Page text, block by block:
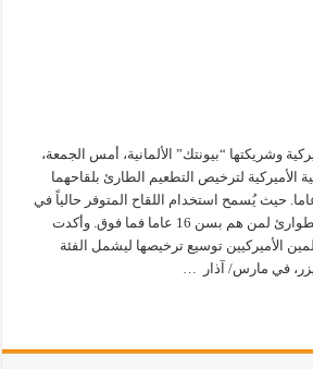
وشريكتها “بيونتك” الألمانية، أمس الجمعة،
لترخيص التطعيم الطارئ بلقاحهما
ما بين 12 و15 عاما. حيث يُسمح استخدام اللقاح المتوفر حالياً في
الولايات المتحدة بحالات الطوارئ لمن هم بسن 16 عاما فما فوق. وأكدت
الأميركيين توسيع ترخيصها ليشمل الفئة
في مارس/ آذار …